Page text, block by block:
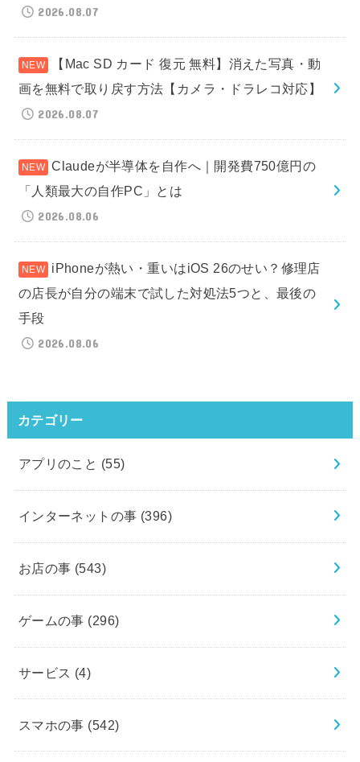
2026.08.07
【Mac SD カード 復元 無料】消えた写真・動
画を無料で取り戻す方法【カメラ・ドラレコ対応】
2026.08.07
Claudeが半導体を自作へ｜開発費750億円の
「人類最大の自作PC」とは
2026.08.06
iPhoneが熱い・重いはiOS 26のせい？修理店
の店長が自分の端末で試した対処法5つと、最後の
手段
2026.08.06
カテゴリー
アプリのこと (55)
インターネットの事 (396)
お店の事 (543)
ゲームの事 (296)
サービス (4)
スマホの事 (542)